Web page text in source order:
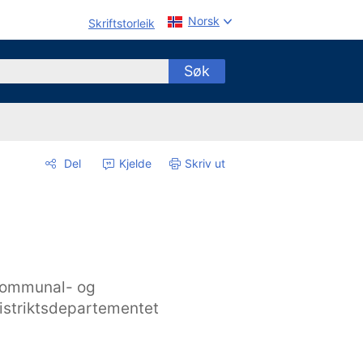
Skriftstorleik Norsk
Søk
Del Kjelde Skriv ut
og